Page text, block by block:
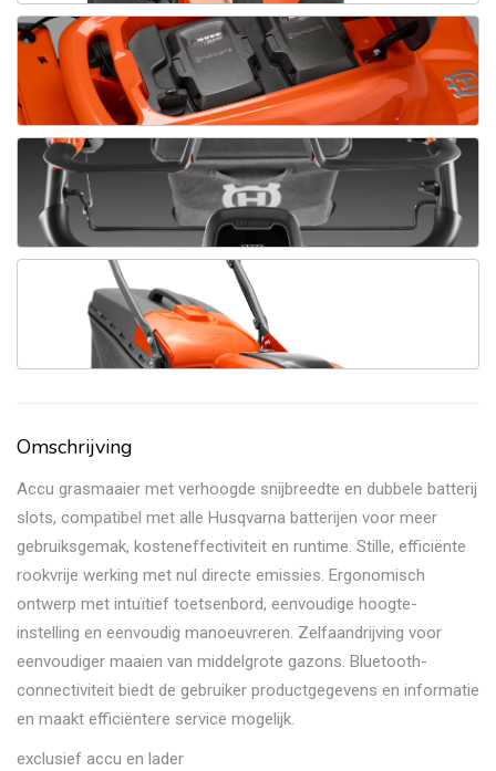
Omschrijving
Accu grasmaaier met verhoogde snijbreedte en dubbele batterij
slots, compatibel met alle Husqvarna batterijen voor meer
gebruiksgemak, kosteneffectiviteit en runtime. Stille, efficiënte
rookvrije werking met nul directe emissies. Ergonomisch
ontwerp met intuïtief toetsenbord, eenvoudige hoogte-
instelling en eenvoudig manoeuvreren. Zelfaandrijving voor
eenvoudiger maaien van middelgrote gazons. Bluetooth-
connectiviteit biedt de gebruiker productgegevens en informatie
en maakt efficiëntere service mogelijk.
exclusief accu en lader